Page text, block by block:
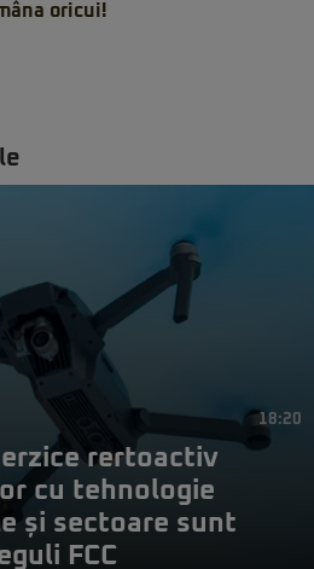
oricui!
18:20
rertoactiv
cu tehnologie
și sectoare sunt
FCC